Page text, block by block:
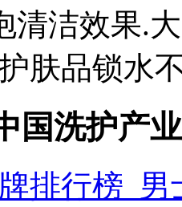
清洁效果.
肤品锁水
国洗护产